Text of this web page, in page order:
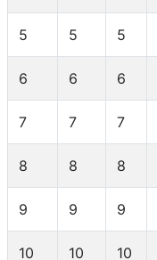
5 5 5
6 6 6
7 7 7
8 8 8
9 9 9
10 10 10